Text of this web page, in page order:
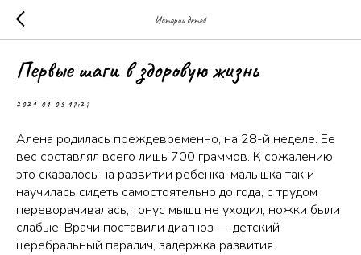
Истории детей
Первые шаги в здоровую жизнь
2021-01-05 17:27
Алена родилась преждевременно, на 28-й неделе. Ее
вес составлял всего лишь 700 граммов. К сожалению,
это сказалось на развитии ребенка: малышка так и
научилась сидеть самостоятельно до года, с трудом
переворачивалась, тонус мышц не уходил, ножки были
слабые. Врачи поставили диагноз — детский
церебральный паралич, задержка развития.